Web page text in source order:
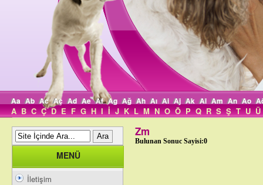
Aa Ab Ac Aç Ad Ae Af Ag Ağ Ah Aı Ai Aj Ak Al Am An Ao
A B C Ç D E F G H I İ J K L M N O Ö P Q R S Ş T U Ü
MENÜ
İletişim
Zm
Bulunan Sonuc Sayisi:0